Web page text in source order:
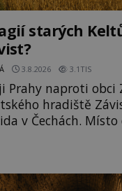
starých
3.8.2026 3.1TIS
Prahy naproti obci
hradiště
v Čechách. Místo
stále. Co